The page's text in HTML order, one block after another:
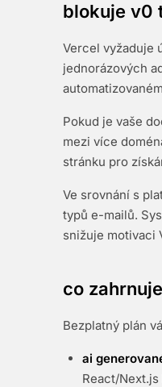
blokuje v0
Vercel vyžaduje
jednorázových
Pokud je vaše
mezi více
stránku pro
Ve srovnání s
typů e-mailů.
snižuje motivaci
co
Bezplatný plán
ai
React/Next.js